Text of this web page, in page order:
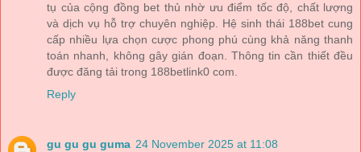
tụ của cộng đồng bet thủ nhờ ưu điểm tốc độ, chất lượng
và dịch vụ hỗ trợ chuyên nghiệp. Hệ sinh thái 188bet cung
cấp nhiều lựa chọn cược phong phú cùng khả năng thanh
toán nhanh, không gây gián đoạn. Thông tin cần thiết đều
được đăng tải trong 188betlink0 com.
Reply
gu gu gu guma 24 November 2025 at 11:08